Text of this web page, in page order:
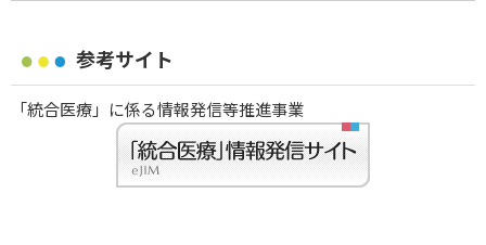
参考サイト
「統合医療」に係る情報発信等推進事業